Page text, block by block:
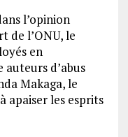
l’opinion
de l’ONU, le
en
d’abus
Makaga, le
apaiser les esprits